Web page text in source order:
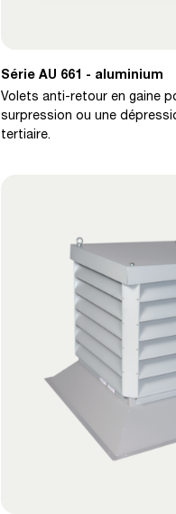
Série AU 661 - aluminium
Volets anti-retour en gaine
surpression ou une
tertiaire.